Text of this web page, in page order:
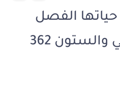
حياتها الفصل
الثلاثمائة والثاني والستون 362